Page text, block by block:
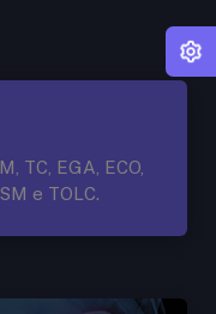
TC, EGA, ECO,
e TOLC.